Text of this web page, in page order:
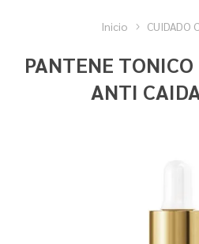
Inicio CUIDADO
PANTENE
ANTI